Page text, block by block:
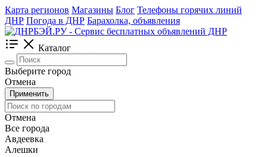
Карта регионов Магазины Блог Телефоны горячих линий
ДНР Погода в ДНР Барахолка, объявления
Каталог
Выберите город
Отмена
Применить
Отмена
Все города
Авдеевка
Алешки